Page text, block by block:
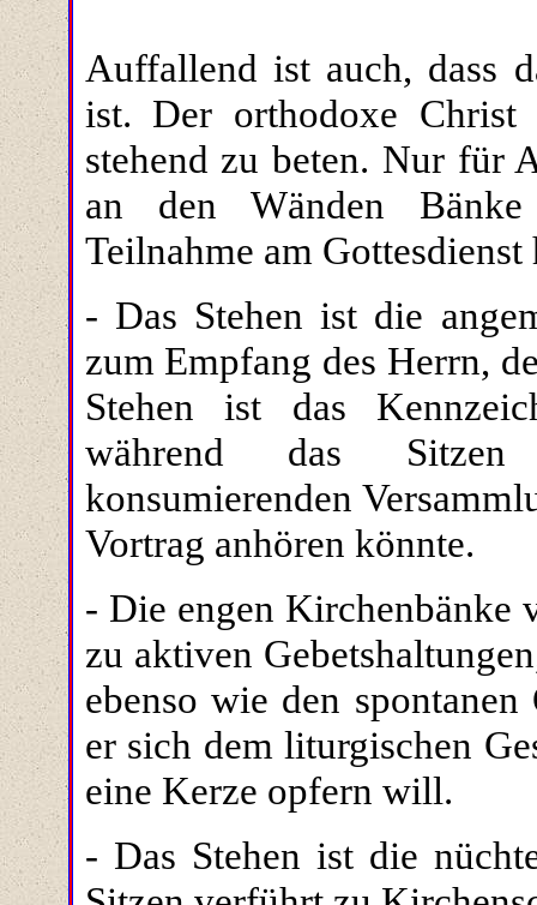
Auffallend ist auch, dass
ist. Der orthodoxe
stehend zu beten. Nur für
an den Wänden
Teilnahme am
- Das Stehen ist die
zum Empfang des Herrn,
Stehen ist das
während das Sitzen
konsumierenden
Vortrag anhören könnte.
- Die engen Kirchenbänke
zu aktiven
ebenso wie den
er sich dem liturgischen
eine Kerze opfern will.
- Das Stehen ist die